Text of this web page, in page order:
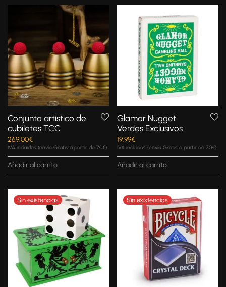
Conjunto artístico de
cubiletes TCC
269.00€
IVA incluidos (envío Gratis a partir de 70€)
Añadir al carrito
Glamor Nugget
Verdes Exclusivos
19.99€
IVA incluidos (envío Gratis a partir de 70€)
Añadir al carrito